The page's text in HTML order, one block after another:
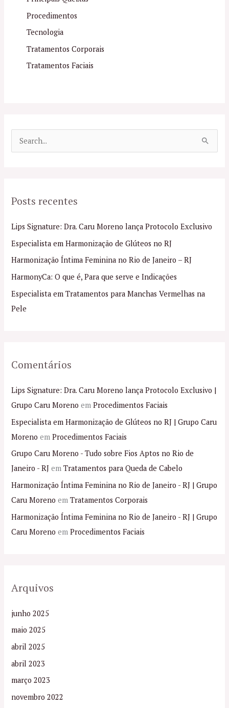
Procedimentos
Tecnologia
Tratamentos Corporais
Tratamentos Faciais
u
s
a
r
p
o
r
Posts recentes
Lips Signature: Dra. Caru Moreno lança Protocolo Exclusivo
Especialista em Harmonização de Glúteos no RJ
Harmonização Íntima Feminina no Rio de Janeiro – RJ
HarmonyCa: O que é, Para que serve e Indicações
Especialista em Tratamentos para Manchas Vermelhas na
Pele
Comentários
Lips Signature: Dra. Caru Moreno lança Protocolo Exclusivo |
Grupo Caru Moreno emProcedimentos Faciais
Especialista em Harmonização de Glúteos no RJ | Grupo Caru
Moreno emProcedimentos Faciais
Grupo Caru Moreno - Tudo sobre Fios Aptos no Rio de
Janeiro - RJ emTratamentos para Queda de Cabelo
Harmonização Íntima Feminina no Rio de Janeiro - RJ | Grupo
Caru Moreno emTratamentos Corporais
Harmonização Íntima Feminina no Rio de Janeiro - RJ | Grupo
Caru Moreno emProcedimentos Faciais
Arquivos
junho 2025
maio 2025
abril 2025
abril 2023
março 2023
novembro 2022